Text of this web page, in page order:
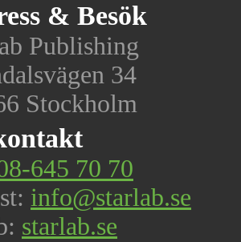
& Besök
Publishing
34
Stockholm
645 70 70
info@starlab.se
starlab.se